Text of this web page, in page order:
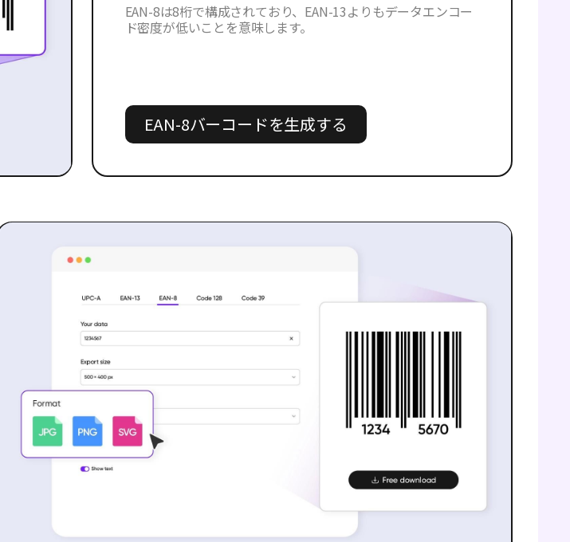
EAN-8は8桁で構成されており、EAN-13よりもデータエンコー
ド密度が低いことを意味します。
EAN-8バーコードを生成する